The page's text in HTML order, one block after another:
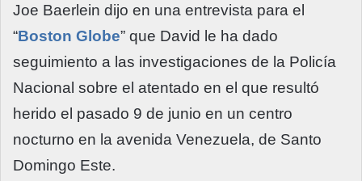
Joe Baerlein dijo en una entrevista para el
“Boston Globe” que David le ha dado
seguimiento a las investigaciones de la Policía
Nacional sobre el atentado en el que resultó
herido el pasado 9 de junio en un centro
nocturno en la avenida Venezuela, de Santo
Domingo Este.